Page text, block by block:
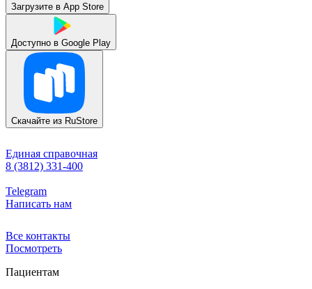
Загрузите в App Store
Доступно в Google Play
Скачайте из RuStore
Единая справочная
8 (3812) 331-400
Telegram
Написать нам
Все контакты
Посмотреть
Пациентам